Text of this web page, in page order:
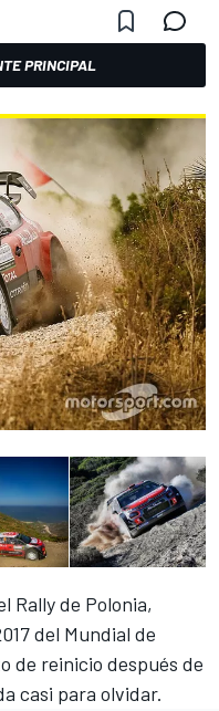
PRINCIPAL
Rally de Polonia,
del Mundial de
de reinicio después de
casi para olvidar.